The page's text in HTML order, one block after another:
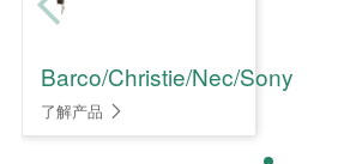
Barco/Christie/Nec/Sony
了解产品 